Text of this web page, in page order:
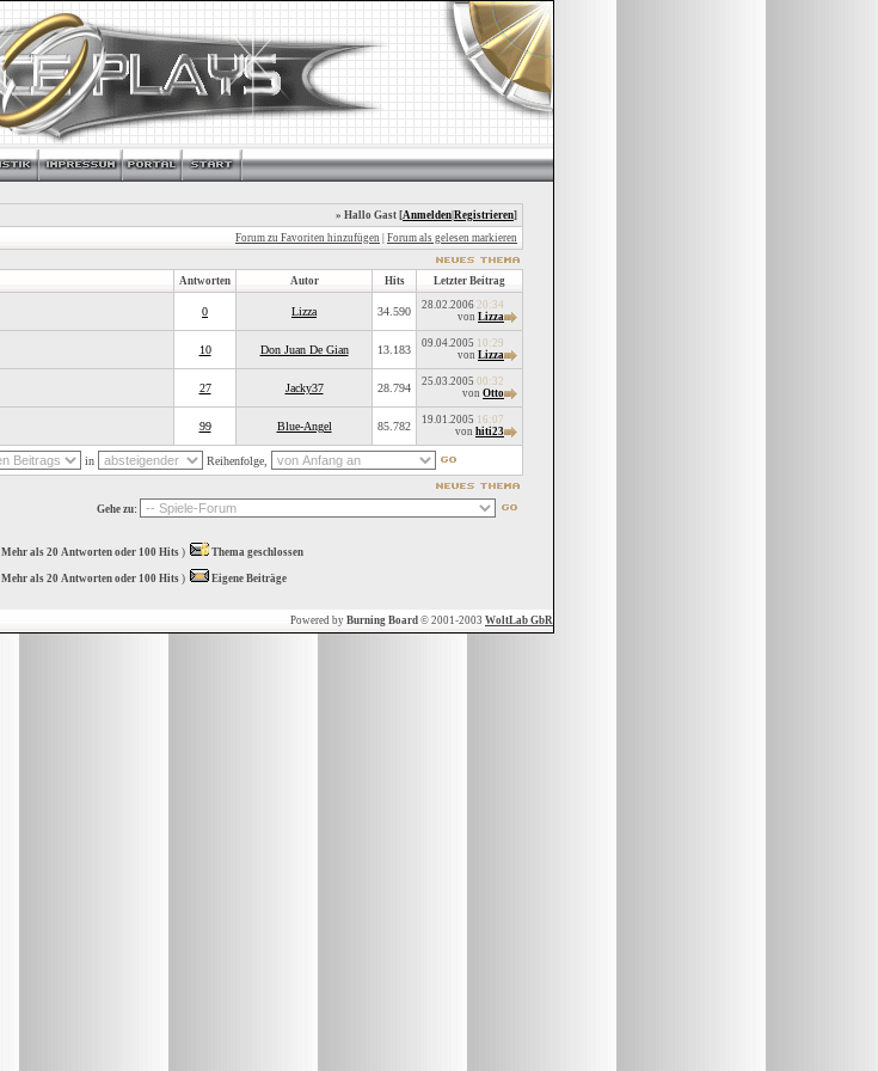
» Hallo Gast [Anmelden Registrieren]
Forum zu Favoriten hinzufügen Forum als gelesen markieren
Antworten Autor Hits Letzter Beitrag
0 Lizza 34.590 28.02.2006 20:34
von Lizza
10 Don Juan De Gian 13.183 09.04.2005 10:29
von Lizza
27 Jacky37 28.794 25.03.2005 00:32
von Otto
99 Blue-Angel 85.782 19.01.2005 16:07
von hiti23
in Reihenfolge,
Gehe zu:
Mehr als 20 Antworten oder 100 Hits ) Thema geschlossen
Mehr als 20 Antworten oder 100 Hits ) Eigene Beiträge
Powered by Burning Board © 2001-2003 WoltLab GbR